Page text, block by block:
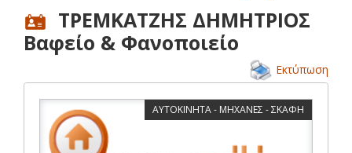
ΤΡΕΜΚΑΤΖΗΣ ΔΗΜΗΤΡΙΟΣ
Βαφείο & Φανοποιείο
Εκτύπωση
ΑΥΤΟΚΙΝΗΤΑ - ΜΗΧΑΝΕΣ - ΣΚΑΦΗ